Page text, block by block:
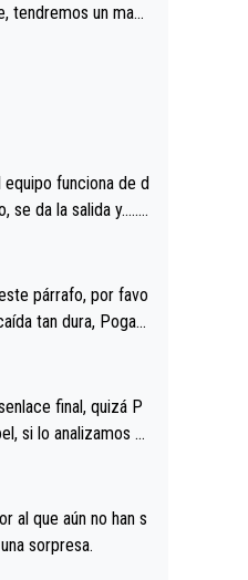
tendremos un magn
equipo funciona de d
se da la salida y…..v
estos momentos t
párrafo, por favo
tan dura, Pogac
increíble la forma
recordó."final, quizá P
si lo analizamos P
Evenepoel dándose
allá de los típicos t
Ahí hubo u
al que aún no han s
dará una sorpresa.